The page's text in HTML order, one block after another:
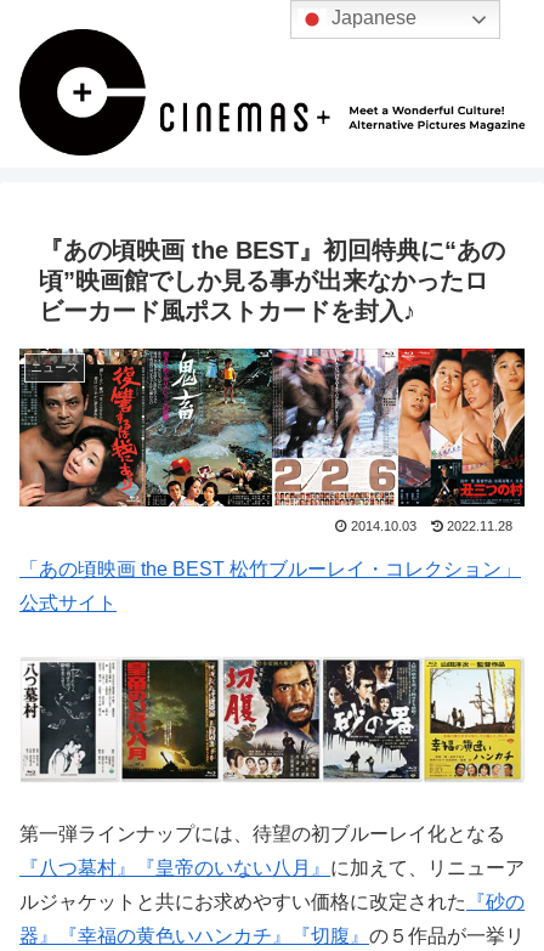
『あの頃映画 the BEST』初回特典に“あの
頃”映画館でしか見る事が出来なかったロ
ビーカード風ポストカードを封入♪
ニュース
2014.10.03 2022.11.28
「あの頃映画 the BEST 松竹ブルーレイ・コレクション」
公式サイト
第一弾ラインナップには、待望の初ブルーレイ化となる
『八つ墓村』
『皇帝のいない八月』 に加えて、リニューア
ルジャケットと共にお求めやすい価格に改定された
『砂の
器』
『幸福の黄色いハンカチ』 『切腹』 の５作品が一挙リ
Japanese